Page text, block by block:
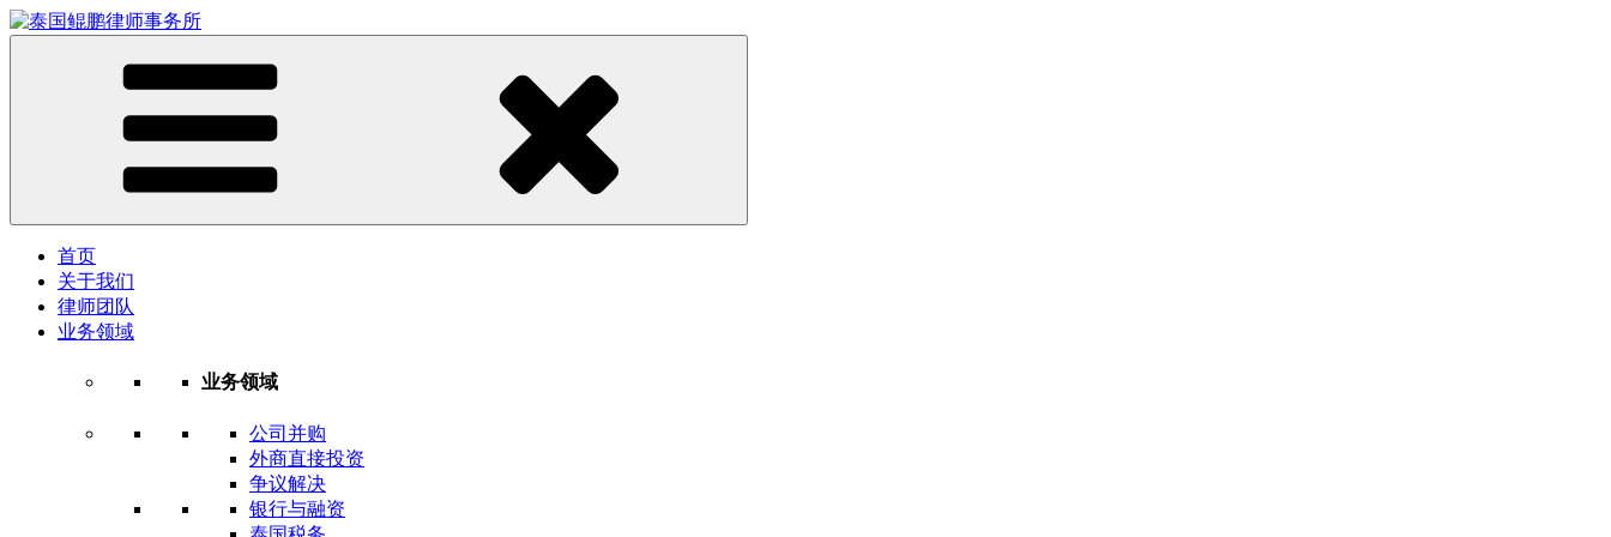
首页
关于我们
律师团队
业务领域
业务领域
公司并购
外商直接投资
争议解决
银行与融资